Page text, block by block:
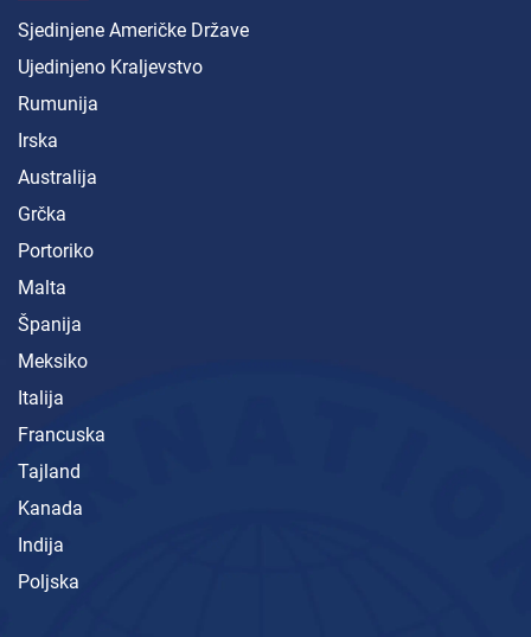
Sjedinjene Američke Države
Ujedinjeno Kraljevstvo
Rumunija
Irska
Australija
Grčka
Portoriko
Malta
Španija
Meksiko
Italija
Francuska
Tajland
Kanada
Indija
Poljska